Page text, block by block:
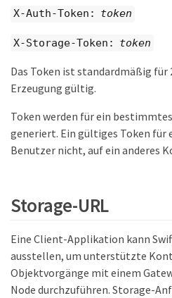
X-Auth-Token: token
X-Storage-Token: token
Das Token ist standardmäßig für
Erzeugung gültig.
Token werden für ein
generiert. Ein gültiges Token
Benutzer nicht, auf ein anderes
Storage-URL
Eine Client-Applikation kann
ausstellen, um unterstützte
Objektvorgänge mit einem
Node durchzuführen. Storage-